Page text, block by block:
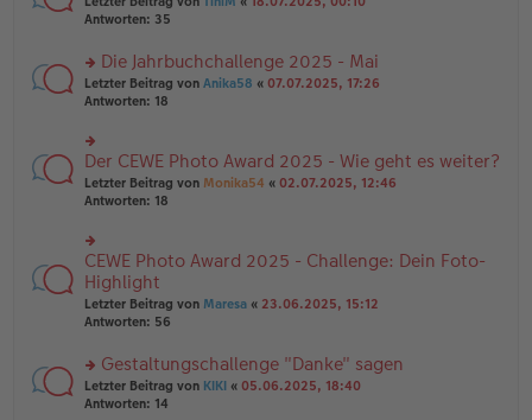
a
g
er
tr
a
g
g
el
e
n
er
tr
a
g
te
n
g
el
e
n
er
B
a
g
Antworten: 35
rs
te
u
n
g
el
es
n
er
B
ei
tr
a
Die Jahrbuchchallenge 2025 - Mai
Letzter Beitrag von Anika58 « 07.07.2025, 17:26
Antworten: 18
rs
te
r
g
el
es
e
n
ei
tr
a
Der CEWE Photo Award 2025 - Wie geht es weiter?
Letzter Beitrag von Monika54 « 02.07.2025, 12:46
Antworten: 18
rs
te
r
u
n
el
es
e
CEWE Photo Award 2025 - Challenge: Dein Foto-
Highlight
Letzter Beitrag von Maresa « 23.06.2025, 15:12
Antworten: 56
rs
te
Gestaltungschallenge "Danke" sagen
Letzter Beitrag von KIKI « 05.06.2025, 18:40
Antworten: 14